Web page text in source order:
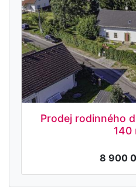
Prodej rodinného
140
8 900